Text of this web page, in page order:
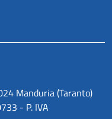
Manduria (Taranto)
- P. IVA